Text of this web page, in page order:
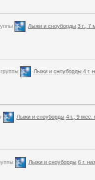
Лыжи и сноуборды 3 г., 7
Лыжи и сноуборды 4 г.
Лыжи и сноуборды 4 г., 9 мес.
Лыжи и сноуборды 6 г.